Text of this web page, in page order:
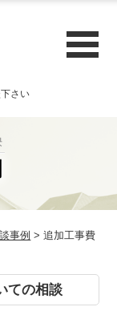
さい
事例 > 追加工事費
ての相談